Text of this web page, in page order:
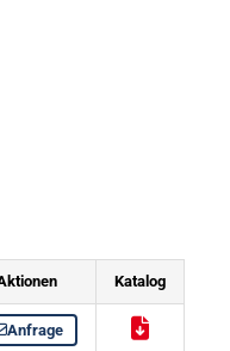
Katalog
Anfrage